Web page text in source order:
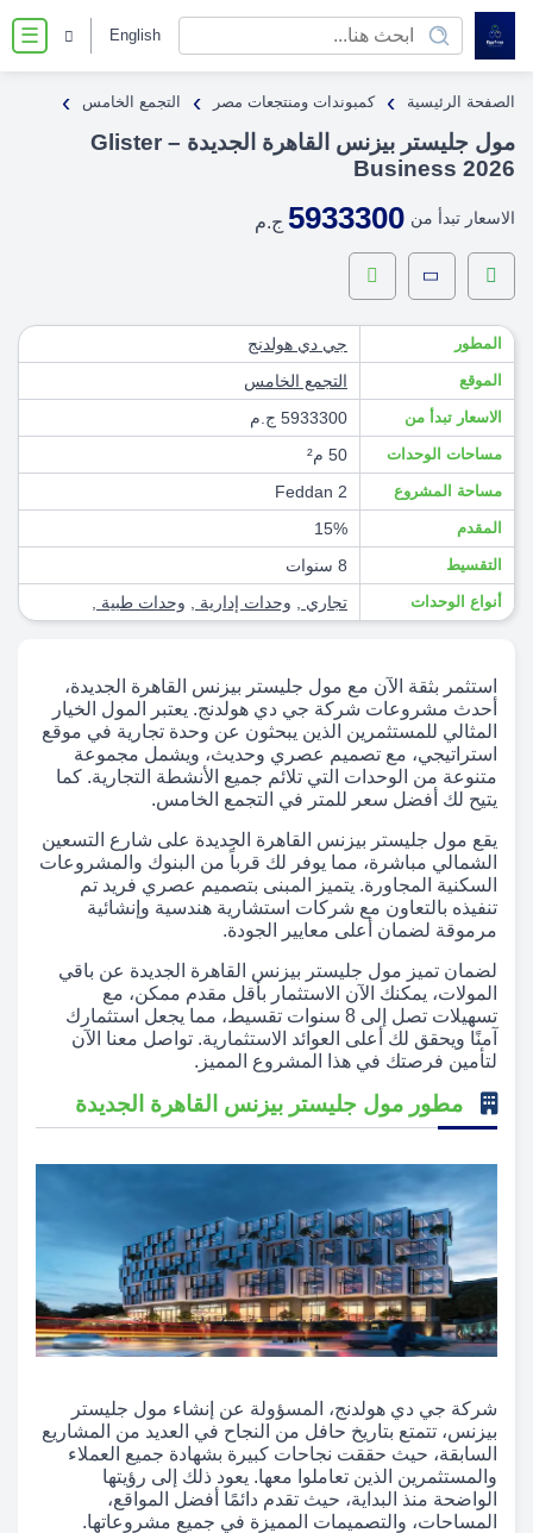
☰ English
الصفحة الرئيسية › كمبوندات ومنتجعات مصر › التجمع الخامس ›
مول جليستر بيزنس القاهرة الجديدة – Glister
Business 2026
الاسعار تبدأ من 5933300 ج.م
المطور جي دي هولدنج
الموقع التجمع الخامس
الاسعار تبدأ من 5933300 ج.م
مساحات الوحدات 50 م²
مساحة المشروع 2 Feddan
المقدم 15%
التقسيط 8 سنوات
أنواع الوحدات تجاري وحدات إدارية وحدات طبية
استثمر بثقة الآن مع مول جليستر بيزنس القاهرة الجديدة،
أحدث مشروعات شركة جي دي هولدنج. يعتبر المول الخيار
المثالي للمستثمرين الذين يبحثون عن وحدة تجارية في موقع
استراتيجي، مع تصميم عصري وحديث، ويشمل مجموعة
متنوعة من الوحدات التي تلائم جميع الأنشطة التجارية. كما
يتيح لك أفضل سعر للمتر في التجمع الخامس.
يقع مول جليستر بيزنس القاهرة الجديدة على شارع التسعين
الشمالي مباشرة، مما يوفر لك قرباً من البنوك والمشروعات
السكنية المجاورة. يتميز المبنى بتصميم عصري فريد تم
تنفيذه بالتعاون مع شركات استشارية هندسية وإنشائية
مرموقة لضمان أعلى معايير الجودة.
لضمان تميز مول جليستر بيزنس القاهرة الجديدة عن باقي
المولات، يمكنك الآن الاستثمار بأقل مقدم ممكن، مع
تسهيلات تصل إلى 8 سنوات تقسيط، مما يجعل استثمارك
آمنًا ويحقق لك أعلى العوائد الاستثمارية. تواصل معنا الآن
لتأمين فرصتك في هذا المشروع المميز.
مطور مول جليستر بيزنس القاهرة الجديدة
شركة جي دي هولدنج، المسؤولة عن إنشاء مول جليستر
بيزنس، تتمتع بتاريخ حافل من النجاح في العديد من المشاريع
السابقة، حيث حققت نجاحات كبيرة بشهادة جميع العملاء
والمستثمرين الذين تعاملوا معها. يعود ذلك إلى رؤيتها
الواضحة منذ البداية، حيث تقدم دائمًا أفضل المواقع،
المساحات، والتصميمات المميزة في جميع مشروعاتها.